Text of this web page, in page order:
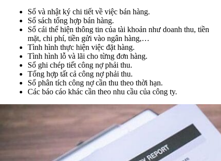
Sổ và nhật ký chi tiết về việc bán hàng.
Sổ sách tổng hợp bán hàng.
Sổ cái thể hiện thông tin của tài khoản như doanh thu, tiền
mặt, chi phí, tiền gửi vào ngân hàng,…
Tình hình thực hiện việc đặt hàng.
Tình hình lỗ và lãi cho từng đơn hàng.
Sổ ghi chép tiết công nợ phải thu.
Tổng hợp tất cả công nợ phải thu.
Sổ phân tích công nợ cần thu theo thời hạn.
Các báo cáo khác cần theo nhu cầu của công ty.